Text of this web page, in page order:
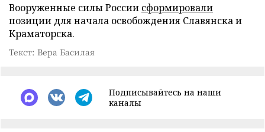
Вооруженные силы России сформировали
позиции для начала освобождения Славянска и
Краматорска.
Текст: Вера Басилая
Подписывайтесь на наши
каналы